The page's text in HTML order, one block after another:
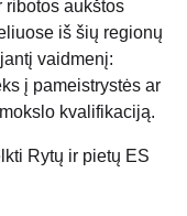
ribotos aukštos
iš šių regionų
vaidmenį:
į pameistrystės ar
kvalifikaciją.
Rytų ir pietų ES